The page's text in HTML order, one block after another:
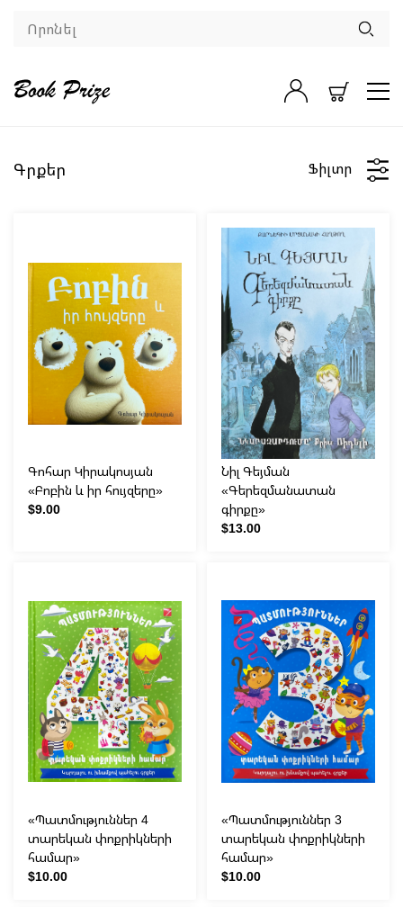
Գրքեր Ֆիլտր
Գոհար Կիրակոսյան
«Բոբին և իր հույզերը»
$9.00
Նիլ Գեյման
«Գերեզմանատան
գիրքը»
$13.00
«Պատմություններ 4
տարեկան փոքրիկների
համար»
$10.00
«Պատմություններ 3
տարեկան փոքրիկների
համար»
$10.00